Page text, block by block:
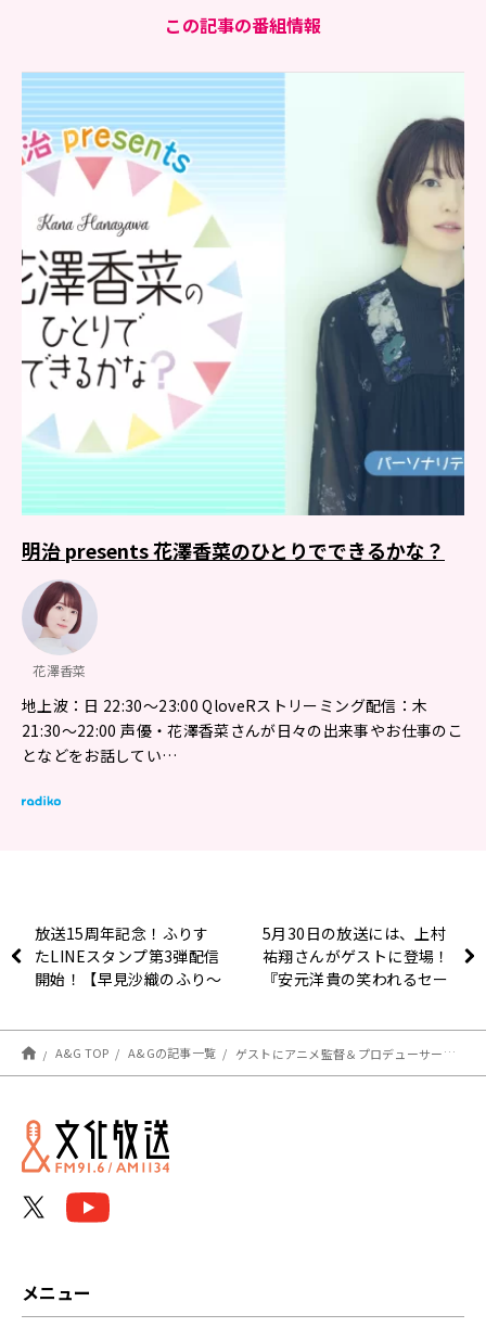
この記事の番組情報
明治 presents 花澤香菜のひとりでできるかな？
花澤香菜
地上波：日 22:30～23:00 QloveRストリーミング配信：木
21:30～22:00 声優・花澤香菜さんが日々の出来事やお仕事のこ
となどをお話してい…
放送15周年記念！ふりす
たLINEスタンプ第3弾配信
開始！【早見沙織のふり～
5月30日の放送には、上村
祐翔さんがゲストに登場！
『安元洋貴の笑われるセー
A&G TOP A&Gの記事一覧 ゲストにアニメ監督＆プロデューサーが登場！「花澤香菜の“ただいま、ラジオされます？”」第16回配信中！
メニュー